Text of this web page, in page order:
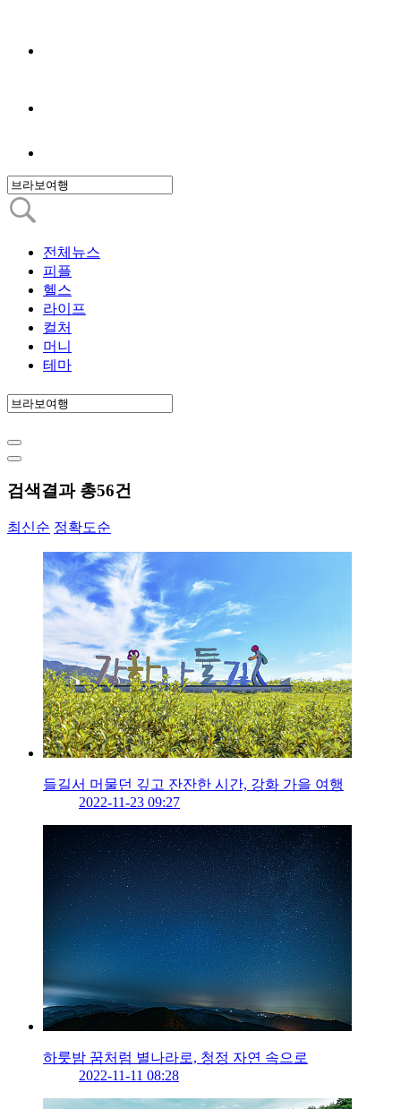
전체뉴스
피플
헬스
라이프
컬처
머니
테마
검색결과 총56건
최신순 정확도순
들길서 머물던 깊고 잔잔한 시간, 강화 가을 여행
2022-11-23 09:27
하룻밤 꿈처럼 별나라로, 청정 자연 속으로
2022-11-11 08:28